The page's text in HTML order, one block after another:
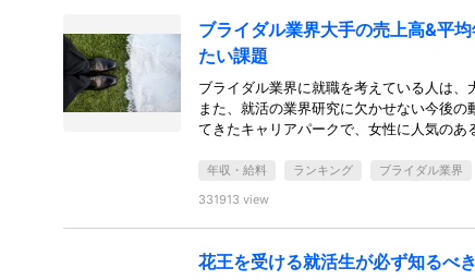
ブライダル業界大手の売上高&平
たい課題
ブライダル業界に就職を考えている人は、
また、就活の業界研究に欠かせない今後
てきたキャリアパークで、女性に人気のあ
年収・給料 ランキング
ブライダル業界
331913 view
花王を受ける就活生が必ず知るべ